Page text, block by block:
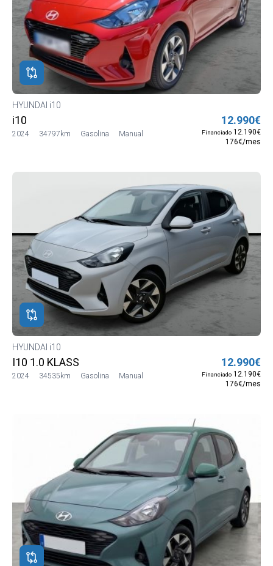
HYUNDAI i10
i10
2024 34797km Gasolina Manual
12.990€
Financiado 12.190€
176€/mes
HYUNDAI i10
I10 1.0 KLASS
2024 34535km Gasolina Manual
12.990€
Financiado 12.190€
176€/mes